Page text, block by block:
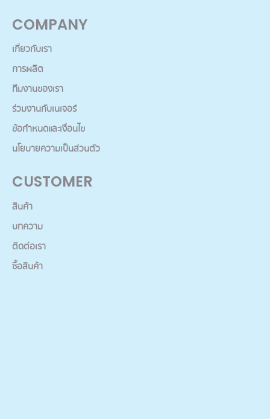
COMPANY
เกี่ยวกับเรา
การผลิต
ทีมงานของเรา
ร่วมงานกับเนเจอร์
ข้อกำหนดและเงื่อนไข
นโยบายความเป็นส่วนตัว
CUSTOMER
สินค้า
บทความ
ติดต่อเรา
ซื้อสินค้า